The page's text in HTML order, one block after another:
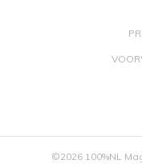
©2026 100%NL